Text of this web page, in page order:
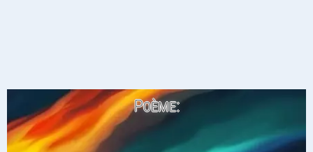
Poème: